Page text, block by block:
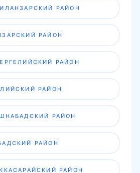
РАЙОН
РАЙОН
РАЙОН
РАЙОН
РАЙОН
РАЙОН
РАЙОН